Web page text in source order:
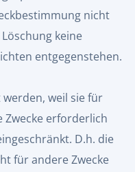
nicht
keine
entgegenstehen.
weil sie für
Zwecke erforderlich
D.h. die
für andere Zwecke